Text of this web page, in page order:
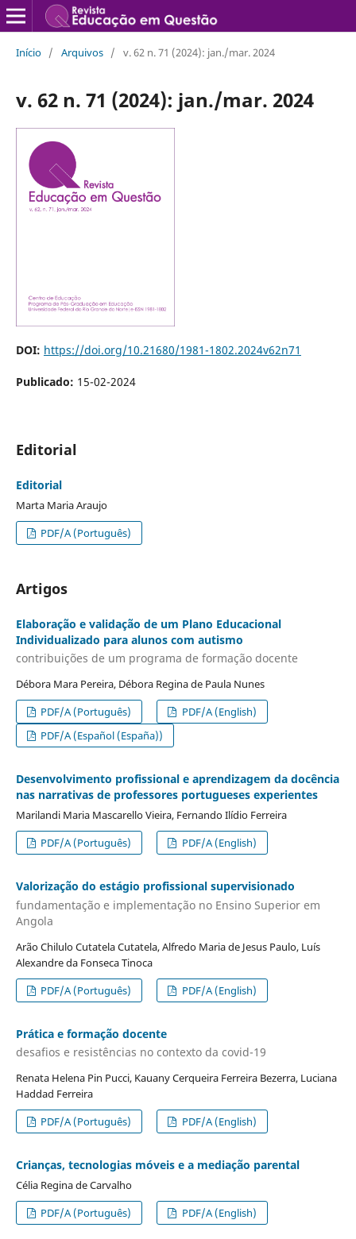
Início / Arquivos / v. 62 n. 71 (2024): jan./mar. 2024
v. 62 n. 71 (2024): jan./mar. 2024
DOI: https://doi.org/10.21680/1981-1802.2024v62n71
Publicado: 15-02-2024
Editorial
Editorial
Marta Maria Araujo
PDF/A (Português)
Artigos
Elaboração e validação de um Plano Educacional
Individualizado para alunos com autismo
contribuições de um programa de formação docente
Débora Mara Pereira, Débora Regina de Paula Nunes
PDF/A (Português)
PDF/A (English)
PDF/A (Español (España))
Desenvolvimento profissional e aprendizagem da docência
nas narrativas de professores portugueses experientes
Marilandi Maria Mascarello Vieira, Fernando Ilídio Ferreira
PDF/A (Português)
PDF/A (English)
Valorização do estágio profissional supervisionado
fundamentação e implementação no Ensino Superior em
Angola
Arão Chilulo Cutatela Cutatela, Alfredo Maria de Jesus Paulo, Luís
Alexandre da Fonseca Tinoca
PDF/A (Português)
PDF/A (English)
Prática e formação docente
desafios e resistências no contexto da covid-19
Renata Helena Pin Pucci, Kauany Cerqueira Ferreira Bezerra, Luciana
Haddad Ferreira
PDF/A (Português)
PDF/A (English)
Crianças, tecnologias móveis e a mediação parental
Célia Regina de Carvalho
PDF/A (Português)
PDF/A (English)